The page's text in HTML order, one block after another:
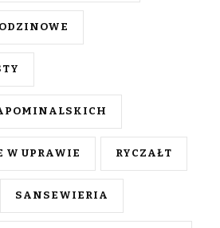
W UPRAWIE RYCZAŁT
SANSEWIERIA